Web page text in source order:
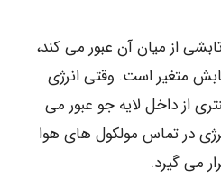
از میان آن عبور می کند،
تابش متغیر است. وقتی انرژی
از داخل لایه جو عبور می
در تماس مولکول های هوا
می گیرد.